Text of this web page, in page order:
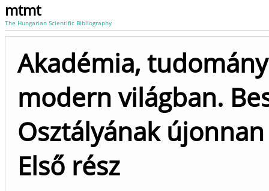
mtmt
The Hungarian Scientific Bibliography
Akadémia,
modern világban.
Osztályának
Első rész